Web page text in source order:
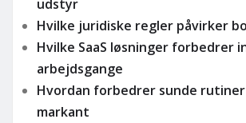
udstyr
Hvilke juridiske regler påvirker
Hvilke SaaS løsninger forbedrer
arbejdsgange
Hvordan forbedrer sunde
markant